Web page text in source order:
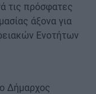
τις πρόσφατες
άξονα για
Ενοτήτων
Δήμαρχος